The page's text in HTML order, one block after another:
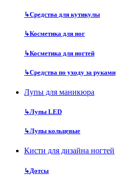
↳Средства для кутикулы
↳Косметика для ног
↳Косметика для ногтей
↳Средства по уходу за руками
Лупы для маникюра
↳Лупы LED
↳Лупы кольцевые
Кисти для дизайна ногтей
↳Дотсы